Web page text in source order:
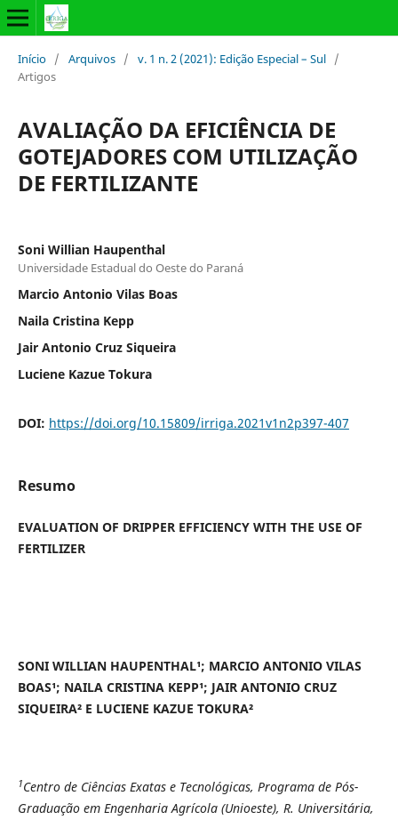
Início / Arquivos / v. 1 n. 2 (2021): Edição Especial – Sul /
Artigos
AVALIAÇÃO DA EFICIÊNCIA DE
GOTEJADORES COM UTILIZAÇÃO
DE FERTILIZANTE
Soni Willian Haupenthal
Universidade Estadual do Oeste do Paraná
Marcio Antonio Vilas Boas
Naila Cristina Kepp
Jair Antonio Cruz Siqueira
Luciene Kazue Tokura
DOI: https://doi.org/10.15809/irriga.2021v1n2p397-407
Resumo
EVALUATION OF DRIPPER EFFICIENCY WITH THE USE OF
FERTILIZER
SONI WILLIAN HAUPENTHAL¹; MARCIO ANTONIO VILAS
BOAS¹; NAILA CRISTINA KEPP¹; JAIR ANTONIO CRUZ
SIQUEIRA² E LUCIENE KAZUE TOKURA²
1Centro de Ciências Exatas e Tecnológicas, Programa de Pós-
Graduação em Engenharia Agrícola (Unioeste), R. Universitária,